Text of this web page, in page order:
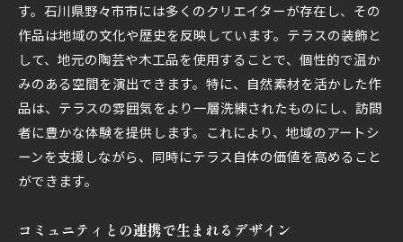
す。石川県野々市市には多くのクリエイターが存在し、その
作品は地域の文化や歴史を反映しています。テラスの装飾と
して、地元の陶芸や木工品を使用することで、個性的で温か
みのある空間を演出できます。特に、自然素材を活かした作
品は、テラスの雰囲気をより一層洗練されたものにし、訪問
者に豊かな体験を提供します。これにより、地域のアートシ
ーンを支援しながら、同時にテラス自体の価値を高めること
ができます。
コミュニティとの連携で生まれるデザイン